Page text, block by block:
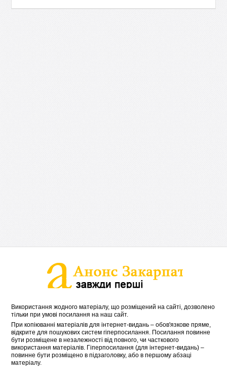
Використання жодного матеріалу, що розміщений на сайті, дозволено
тільки при умові посилання на наш сайт.
При копіюванні матеріалів для інтернет-видань – обов'язкове пряме,
відкрите для пошукових систем гіперпосилання. Посилання повинне
бути розміщене в незалежності від повного, чи часткового
використання матеріалів. Гіперпосилання (для інтернет-видань) –
повинне бути розміщено в підзаголовку, або в першому абзаці
матеріалу.